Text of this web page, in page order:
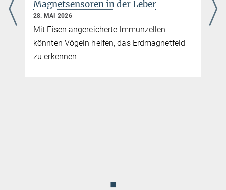
unterschätzte Vielfalt der Kultur
wilder Schimpansen
21. MAI 2026
Kultur
Eine Langzeitstudie zeigt, dass
◼